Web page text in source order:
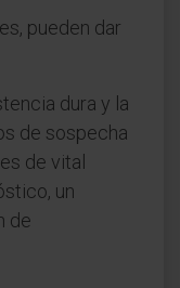
pueden dar
dura y la
de sospecha
de vital
un
de